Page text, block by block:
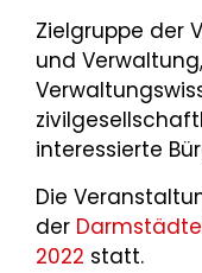
Zielgruppe der
und Verwaltung,
interessierte
Die
der
2022 statt.